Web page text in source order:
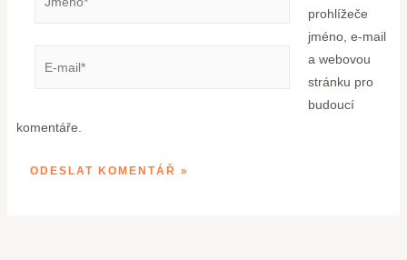
prohlížeče
jméno, e-mail
a webovou
stránku pro
budoucí
komentáře.